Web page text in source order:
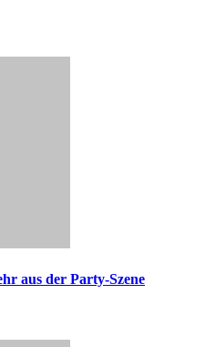
aus der Party-Szene